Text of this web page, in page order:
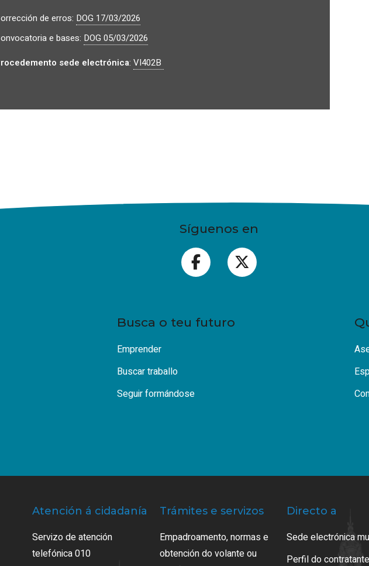
de erros: DOG 17/03/2026
e bases: DOG 05/03/2026
sede electrónica: VI402B
Síguenos en
Busca o teu futuro
Emprender
Buscar traballo
Seguir formándose
Atención á cidadanía
Servizo de atención
telefónica 010
Trámites e servizos
Empadroamento, normas e
obtención do volante ou
Directo a
Sede electrónica
Perfil do contratante